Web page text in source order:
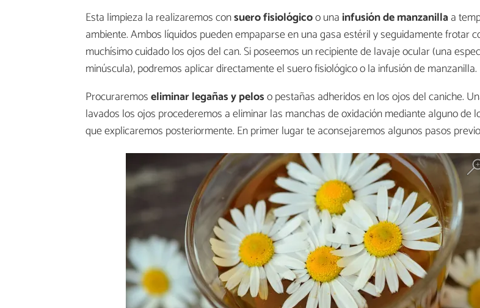
Esta limpieza la realizaremos consuero fisiológicoo una infusión de manzanillaa
ambiente. Ambos líquidos pueden empaparse en una gasa estéril y seguidamente frotar
muchísimo cuidado los ojos del can. Si poseemos un recipiente de lavaje ocular (una
minúscula), podremos aplicar directamente el suero fisiológico o la infusión de manzanilla.
Procuraremoseliminar legañas y peloso pestañas adheridos en los ojos del caniche.
lavados los ojos procederemos a eliminar las manchas de oxidación mediante alguno de
que explicaremos posteriormente. En primer lugar te aconsejaremos algunos pasos